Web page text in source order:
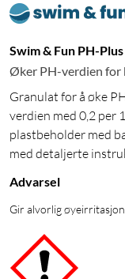
Swim & Fun PH-
Øker PH-verdien for
Granulat for å øke
verdien med 0,2 per
plastbeholder med
med detaljerte
Advarsel
Gir alvorlig øyeirritasjon